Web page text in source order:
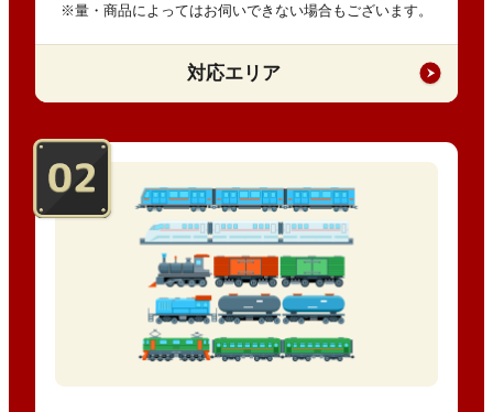
※量・商品によってはお伺いできない場合もございます。
対応エリア